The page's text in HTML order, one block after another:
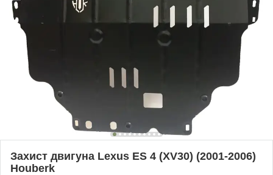
Захист двигуна Lexus ES 4 (XV30) (2001-2006)
Houberk